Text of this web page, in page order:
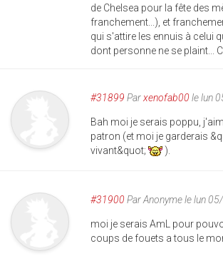
de Chelsea pour la fête des
franchement...), et
qui s'attire les ennuis à celui
dont personne ne se plaint...
#31899 Parxenofab00 le lun
Bah moi je serais poppu,
patron (et moi je garderais
vivant&quot;
).
#31900 ParAnonymele lun
moi je serais AmL pour
coups de fouets a tous le